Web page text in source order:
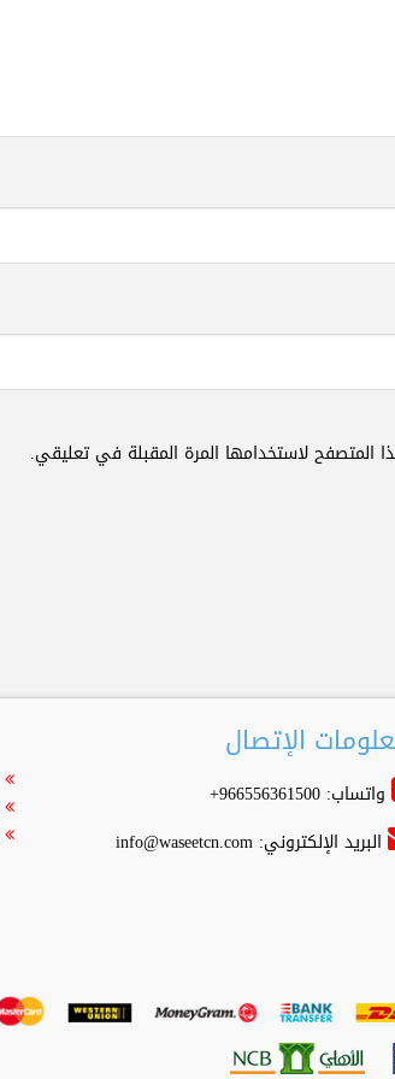
المتصفح لاستخدامها المرة المقبلة في تعليقي.
الإتصال
واتساب: 966556361500+
البريد الإلكتروني: info@waseetcn.com